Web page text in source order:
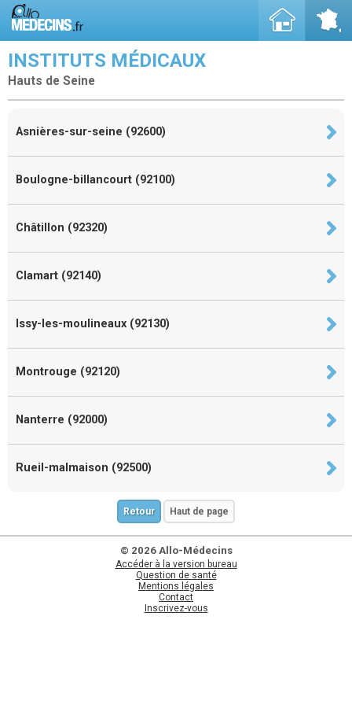
INSTITUTS MÉDICAUX
Hauts de Seine
Asnières-sur-seine (92600)
Boulogne-billancourt (92100)
Châtillon (92320)
Clamart (92140)
Issy-les-moulineaux (92130)
Montrouge (92120)
Nanterre (92000)
Rueil-malmaison (92500)
Retour Haut de page
© 2026 Allo-Médecins
Accéder à la version bureau
Question de santé
Mentions légales
Contact
Inscrivez-vous